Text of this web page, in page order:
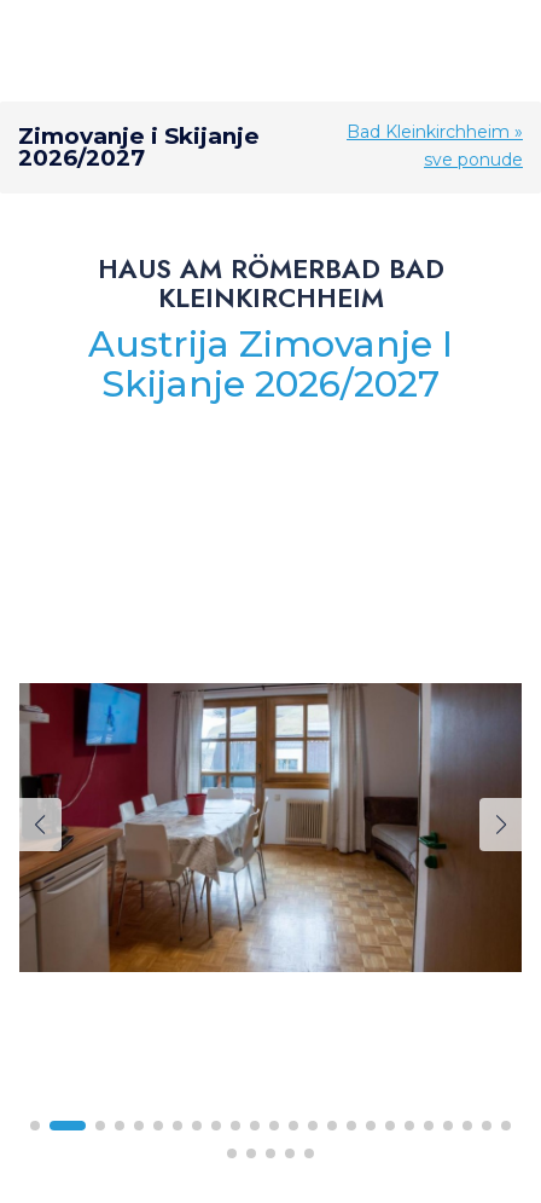
Zimovanje i Skijanje
2026/2027
Bad Kleinkirchheim »
sve ponude
HAUS AM RÖMERBAD BAD
KLEINKIRCHHEIM
Austrija Zimovanje I
Skijanje 2026/2027